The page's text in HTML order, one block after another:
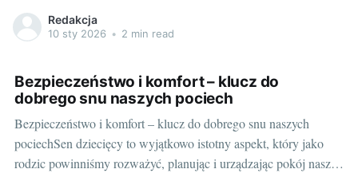
się do problemów adaptacyjnych oraz zahamować rozwój
dziecka. Właściwie dobrane placówki edukacyjne mogą zaś
Redakcja
10 sty 2026 • 2 min read
Bezpieczeństwo i komfort – klucz do
dobrego snu naszych pociech
Bezpieczeństwo i komfort – klucz do dobrego snu naszych
pociechSen dziecięcy to wyjątkowo istotny aspekt, który jako
rodzic powinniśmy rozważyć, planując i urządzając pokój naszej